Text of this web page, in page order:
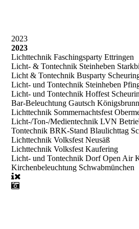
2023
2023
Lichttechnik Faschingsparty Ettringen
Licht- & Tontechnik Steinheben
Licht & Tontechnik Busparty
Licht- und Tontechnik Steinheben
Licht- und Tontechnik Hoffest
Bar-Beleuchtung Gautsch Königsbrunn
Lichttechnik Sommernachtsfest
Licht-/Ton-/Medientechnik LVN
Tontechnik BRK-Stand Blaulichttag
Lichttechnik Volksfest Neusäß
Lichttechnik Volksfest Kaufering
Licht- und Tontechnik Dorf Open Air
Kirchenbeleuchtung Schwabmünchen